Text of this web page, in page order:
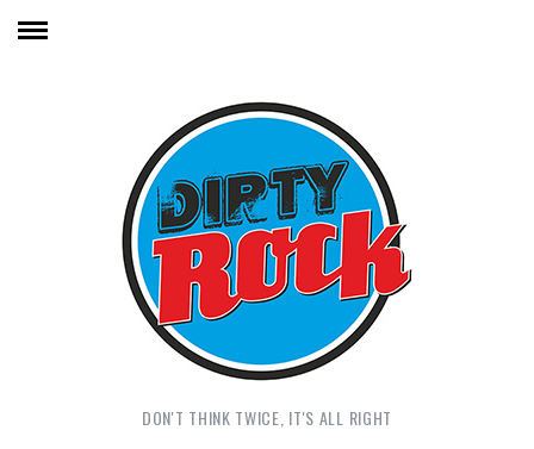
DON'T THINK TWICE, IT'S ALL RIGHT